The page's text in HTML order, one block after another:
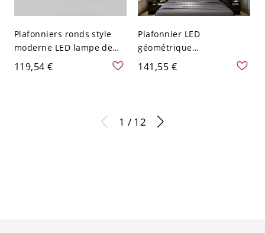
Plafonniers ronds style
moderne LED lampe de
plafond en métal pour
chambre - Noir 110 V-120
119,54 €
Plafonnier LED
géométrique
contemporain, luminaire
rond à profil bas avec
120 V 40,64 cm Blanc
141,55 €
1 / 12